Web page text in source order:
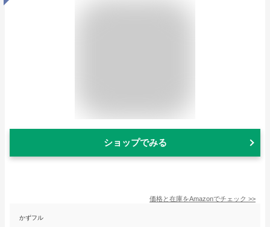
ショップでみる
価格と在庫をAmazonでチェック >>
かずフル